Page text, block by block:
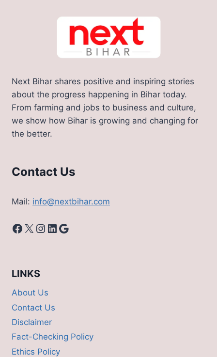
Next Bihar shares positive and inspiring stories
about the progress happening in Bihar today.
From farming and jobs to business and culture,
we show how Bihar is growing and changing for
the better.
Contact Us
Mail: info@nextbihar.com
Facebook
X Instagram
LinkedIn
Google
LINKS
About Us
Contact Us
Disclaimer
Fact-Checking Policy
Ethics Policy